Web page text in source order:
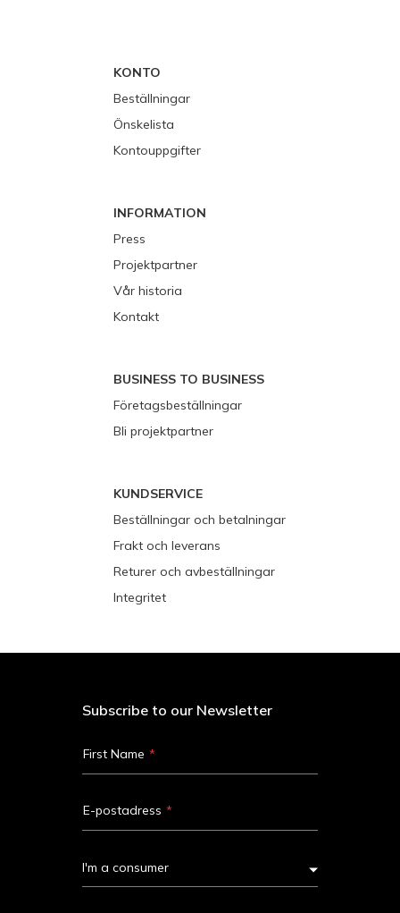
KONTO
Beställningar
Önskelista
Kontouppgifter
INFORMATION
Press
Projektpartner
Vår historia
Kontakt
BUSINESS TO BUSINESS
Företagsbeställningar
Bli projektpartner
KUNDSERVICE
Beställningar och betalningar
Frakt och leverans
Returer och avbeställningar
Integritet
Subscribe to our Newsletter
First Name
E-postadress
I'm a consumer